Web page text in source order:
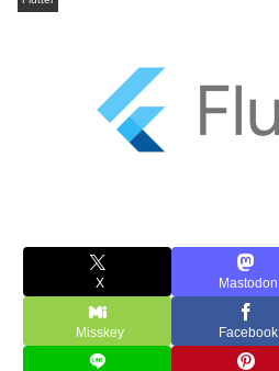
X Mastodon
Misskey Facebook